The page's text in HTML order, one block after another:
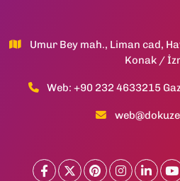
Umur Bey mah., Liman cad,
Konak /
Web: +90 232 4633215